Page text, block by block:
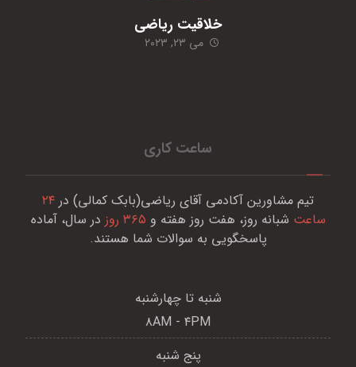
خلاقیت ریاضی
می ۲۳, ۲۰۲۳
ساعت کاری
تیم مشاورین آکادمی آقای ریاضی(بابک کمالی) در ۲۴
ساعت شبانه روز، هفت روز هفته و ۳۶۵ روز
در سال، آماده
پاسخگویی به سوالات شما هستند.
شنبه تا چهارشنبه
۸AM - ۴PM
پنج شنبه